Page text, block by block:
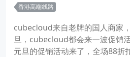
香港高端线路
cubecloud来自老牌的国人商家
旦，cubecloud都会来一波促销
元旦的促销活动来了，全场88折